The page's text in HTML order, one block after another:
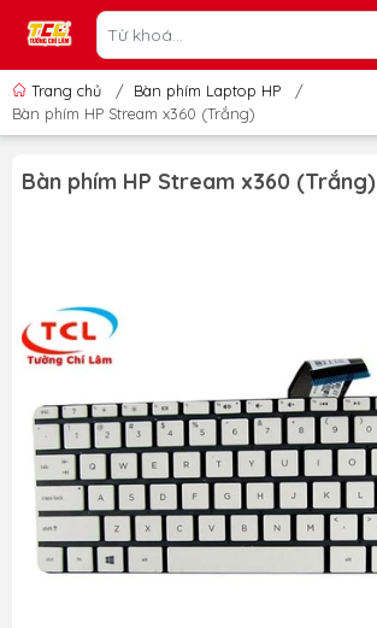
Trang chủ / Bàn phím Laptop HP
/
Bàn phím HP Stream x360 (Trắng)
Bàn phím HP Stream x360 (Trắng)